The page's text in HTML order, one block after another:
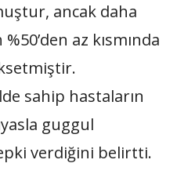
ancak daha
az kısmında
sahip hastaların
guggul
verdiğini belirtti.